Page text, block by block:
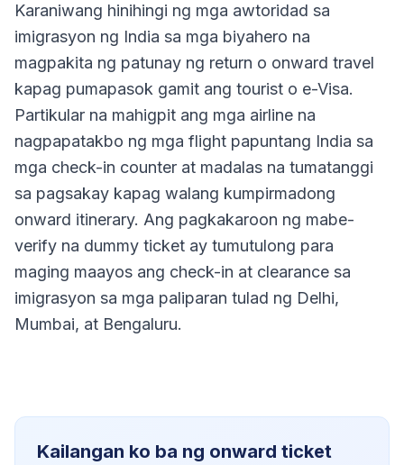
Karaniwang hinihingi ng mga awtoridad sa
imigrasyon ng India sa mga biyahero na
magpakita ng patunay ng return o onward travel
kapag pumapasok gamit ang tourist o e-Visa.
Partikular na mahigpit ang mga airline na
nagpapatakbo ng mga flight papuntang India sa
mga check-in counter at madalas na tumatanggi
sa pagsakay kapag walang kumpirmadong
onward itinerary. Ang pagkakaroon ng mabe-
verify na dummy ticket ay tumutulong para
maging maayos ang check-in at clearance sa
imigrasyon sa mga paliparan tulad ng Delhi,
Mumbai, at Bengaluru.
Kailangan ko ba ng onward ticket